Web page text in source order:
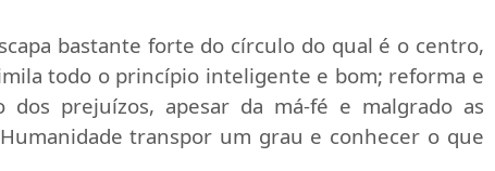
bastante forte do círculo do qual é o centro,
todo o princípio inteligente e bom; reforma e
prejuízos, apesar da má-fé e malgrado as
transpor um grau e conhecer o que